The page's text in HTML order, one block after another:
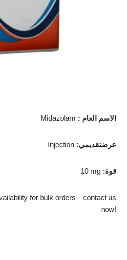
Midazolam : الاسم العام
Injection :عرضتقديمي
10 mg :قوة
for bulk orders—contact us
now!